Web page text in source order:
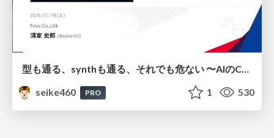
型も通る、synthも通る、それでも危ない 〜AIのCDKの権限とコストを機械で検証する〜 / It Passes Type Checks, It Passes Synth Checks, but It’s Still Risky — Automatically Verifying Permissions and Costs in AI’s CDK —
seike460
PRO 1 530